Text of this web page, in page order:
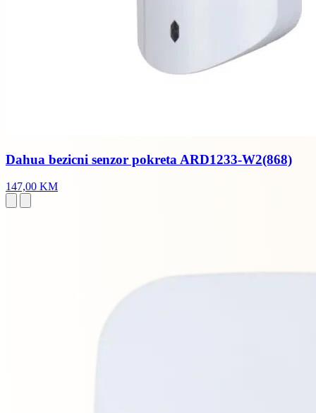
Dahua bezicni senzor pokreta ARD1233-W2(868)
147,00 KM